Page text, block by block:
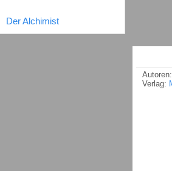
Der Alchimist
Autoren:
Verlag: